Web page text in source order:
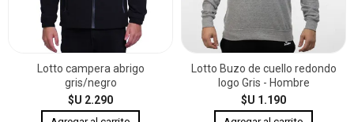
Lotto campera abrigo
gris/negro
$U 2.290
Lotto Buzo de cuello redondo
logo Gris - Hombre
$U 1.190